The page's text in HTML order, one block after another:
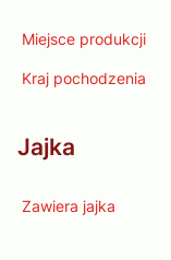
Miejsce produkcji
Kraj pochodzenia
Jajka
Zawiera jajka